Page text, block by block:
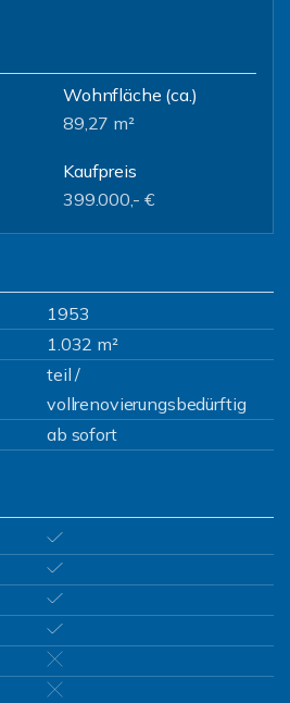
Wohnfläche (ca.)
89,27 m²
Kaufpreis
399.000,- €
1953
1.032 m²
teil /
vollrenovierungsbedürftig
ab sofort